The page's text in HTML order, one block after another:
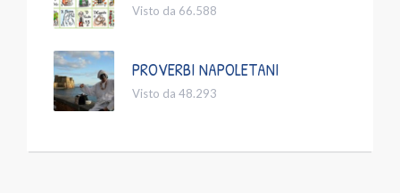
Visto da 66.588
PROVERBI NAPOLETANI
Visto da 48.293